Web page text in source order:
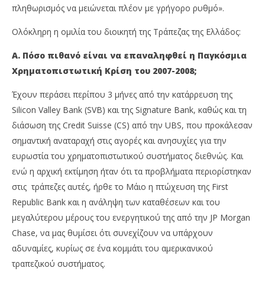
πληθωρισμός να μειώνεται πλέον με γρήγορο ρυθμό».
Ολόκληρη η ομιλία του διοικητή της Τράπεζας της Ελλάδος:
Α. Πόσο πιθανό είναι να επαναληφθεί η Παγκόσμια
Χρηματοπιστωτική Κρίση του 2007-2008;
Έχουν περάσει περίπου 3 μήνες από την κατάρρευση της
Silicon Valley Bank (SVB) και της Signature Bank, καθώς και τη
διάσωση της Credit Suisse (CS) από την UBS, που προκάλεσαν
σημαντική αναταραχή στις αγορές και ανησυχίες για την
ευρωστία του χρηματοπιστωτικού συστήματος διεθνώς. Και
ενώ η αρχική εκτίμηση ήταν ότι τα προβλήματα περιορίστηκαν
στις τράπεζες αυτές, ήρθε το Μάιο η πτώχευση της First
Republic Bank και η ανάληψη των καταθέσεων και του
μεγαλύτερου μέρους του ενεργητικού της από την JP Morgan
Chase, να μας θυμίσει ότι συνεχίζουν να υπάρχουν
αδυναμίες, κυρίως σε ένα κομμάτι του αμερικανικού
τραπεζικού συστήματος.